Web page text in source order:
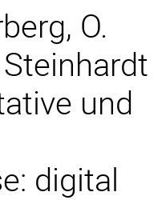
O.
und
digital